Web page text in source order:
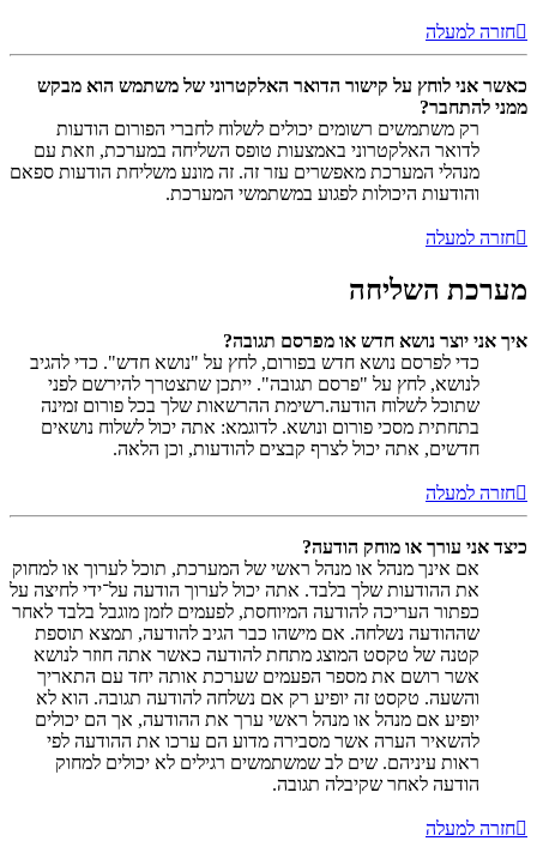
חזרה למעלה
כאשר אני לוחץ על קישור הדואר האלקטרוני של משתמש הוא מבקש
ממני להתחבר?
רק משתמשים רשומים יכולים לשלוח לחברי הפורום הודעות
לדואר האלקטרוני באמצעות טופס השליחה במערכת, וזאת עם
מנהלי המערכת מאפשרים עזר זה. זה מונע משליחת הודעות ספאם
והודעות היכולות לפגוע במשתמשי המערכת.
חזרה למעלה
מערכת השליחה
איך אני יוצר נושא חדש או מפרסם תגובה?
כדי לפרסם נושא חדש בפורום, לחץ על "נושא חדש". כדי להגיב
לנושא, לחץ על "פרסם תגובה". ייתכן שתצטרך להירשם לפני
שתוכל לשלוח הודעה.רשימת ההרשאות שלך בכל פורום זמינה
בתחתית מסכי פורום ונושא. לדוגמא: אתה יכול לשלוח נושאים
חדשים, אתה יכול לצרף קבצים להודעות, וכן הלאה.
חזרה למעלה
כיצד אני עורך או מוחק הודעה?
אם אינך מנהל או מנהל ראשי של המערכת, תוכל לערוך או למחוק
את ההודעות שלך בלבד. אתה יכול לערוך הודעה על־ידי לחיצה על
כפתור העריכה להודעה המיוחסת, לפעמים לזמן מוגבל בלבד לאחר
שההודעה נשלחה. אם מישהו כבר הגיב להודעה, תמצא תוספת
קטנה של טקסט המוצג מתחת להודעה כאשר אתה חוזר לנושא
אשר רושם את מספר הפעמים שערכת אותה יחד עם התאריך
והשעה. טקסט זה יופיע רק אם נשלחה להודעה תגובה. הוא לא
יופיע אם מנהל או מנהל ראשי ערך את ההודעה, אך הם יכולים
להשאיר הערה אשר מסבירה מדוע הם ערכו את ההודעה לפי
ראות עיניהם. שים לב שמשתמשים רגילים לא יכולים למחוק
הודעה לאחר שקיבלה תגובה.
חזרה למעלה